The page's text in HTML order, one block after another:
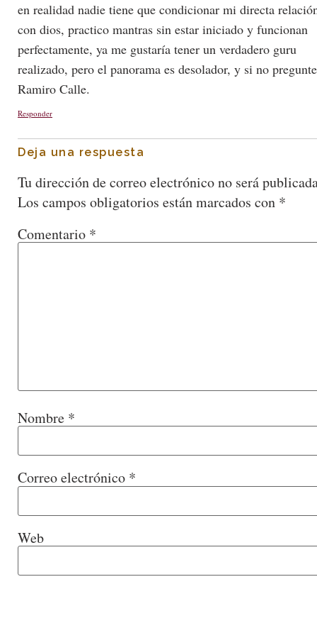
en realidad nadie tiene que condicionar mi directa
con dios, practico mantras sin estar iniciado y funcionan
perfectamente, ya me gustaría tener un verdadero guru
realizado, pero el panorama es desolador, y si no
Ramiro Calle.
Responder
Deja una respuesta
Tu dirección de correo electrónico no será
Los campos obligatorios están marcados con *
Comentario *
Nombre *
Correo electrónico *
Web